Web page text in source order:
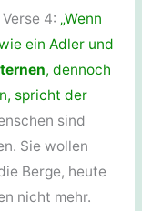
4: „Wenn
ein Adler und
, dennoch
spricht der
sind
Sie wollen
Berge, heute
nicht mehr.